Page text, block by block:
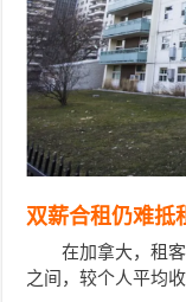
双薪合租仍难抵
在加拿大，租
之间，较个人平均